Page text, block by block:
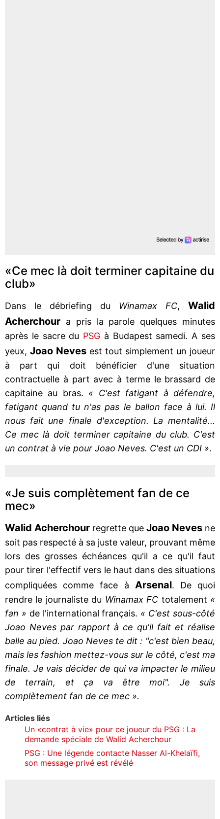
«Ce mec là doit terminer capitaine du
club»
Dans le débriefing du Winamax FC, Walid
Acherchour a pris la parole quelques minutes
après le sacre du PSG à Budapest samedi. A ses
yeux, Joao Neves est tout simplement un joueur
à part qui doit bénéficier d'une situation
contractuelle à part avec à terme le brassard de
capitaine au bras. « C'est fatigant à défendre,
fatigant quand tu n'as pas le ballon face à lui. Il
nous fait une finale d'exception. La mentalité...
Ce mec là doit terminer capitaine du club. C'est
un contrat à vie pour Joao Neves. C'est un CDI ».
«Je suis complètement fan de ce
mec»
Walid Acherchour regrette que Joao Neves ne
soit pas respecté à sa juste valeur, prouvant même
lors des grosses échéances qu'il a ce qu'il faut
pour tirer l'effectif vers le haut dans des situations
compliquées comme face à Arsenal. De quoi
rendre le journaliste du Winamax FC totalement «
fan » de l'international français. « C'est sous-côté
Joao Neves par rapport à ce qu'il fait et réalise
balle au pied. Joao Neves te dit : "c'est bien beau,
mais les fashion mettez-vous sur le côté, c'est ma
finale. Je vais décider de qui va impacter le milieu
de terrain, et ça va être moi". Je suis
complètement fan de ce mec ».
Articles liés
Un «contrat à vie» pour ce joueur du PSG : La
demande spéciale de Walid Acherchour
PSG : Une légende contacte Nasser Al-Khelaïfi,
son message privé est révélé